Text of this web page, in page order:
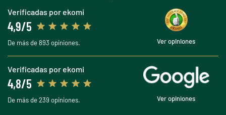
Verificadas por ekomi
4,9/5
De más de 893 opiniones. Ver opiniones
Verificadas por ekomi
4,8/5
De más de 239 opiniones. Ver opiniones